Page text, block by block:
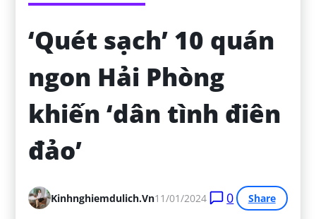
‘Quét sạch’ 10 quán
ngon Hải Phòng
khiến ‘dân tình điên
đảo’
Kinhnghiemdulich.vn11/01/2024 0 Share